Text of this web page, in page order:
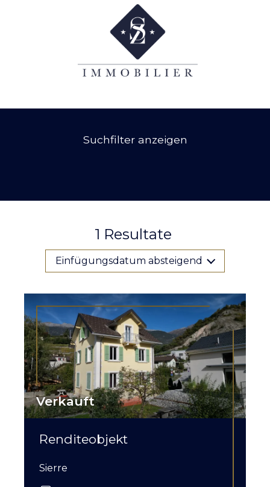
Suchfilter anzeigen
1 Resultate
Einfügungsdatum absteigend
Verkauft
Renditeobjekt
Sierre